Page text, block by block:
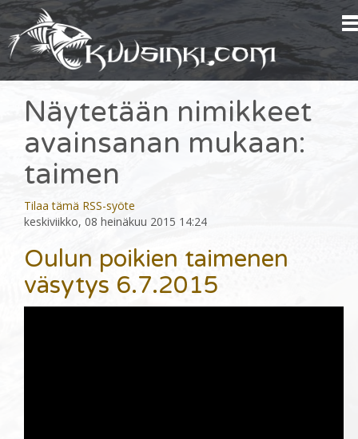
Näytetään nimikkeet
avainsanan mukaan:
taimen
Tilaa tämä RSS-syöte
keskiviikko, 08 heinäkuu 2015 14:24
Oulun poikien taimenen
väsytys 6.7.2015